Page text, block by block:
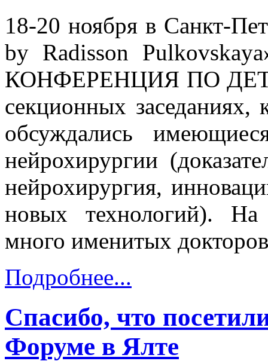
18-20 ноября в Санкт-
by Radisson
КОНФЕРЕНЦИЯ ПО
секционных заседаниях,
обсуждались
нейрохирургии
нейрохирургия,
новых технологий). На
много именитых
Подробнее...
Спасибо, что
Форуме в Ялте